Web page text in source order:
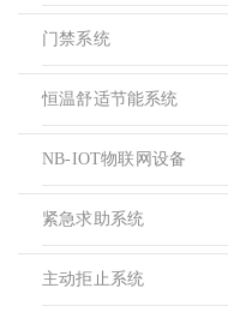
门禁系统
恒温舒适节能系统
NB-IOT物联网设备
紧急求助系统
主动拒止系统